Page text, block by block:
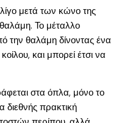
μετά των κώνο της
Το μέταλλο
την θαλάμη δίνοντας ένα
και μπορεί έτσι να
στα όπλα, μόνο το
πρακτική